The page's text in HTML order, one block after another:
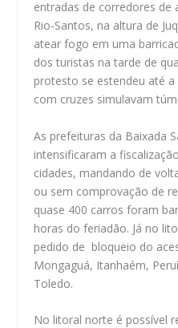
entradas de corredores de
Rio-Santos, na altura de
atear fogo em uma
dos turistas na tarde de
protesto se estendeu até
com cruzes simulavam
As prefeituras da Baixada
intensificaram a
cidades, mandando de
ou sem comprovação de
quase 400 carros foram
horas do feriadão. Já no
pedido de bloqueio do
Mongaguá, Itanhaém,
Toledo.
No litoral norte é possível